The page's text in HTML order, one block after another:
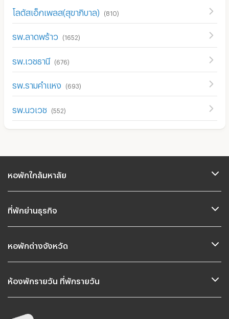
โลตัสเอ็กเพลส(สุขาภิบาล) (810)
รพ.ลาดพร้าว (1652)
รพ.เวชธานี (676)
รพ.รามคำแหง (693)
รพ.นวเวช (552)
หอพักใกล้มหาลัย
ที่พักย่านธุรกิจ
หอพักต่างจังหวัด
ห้องพักรายวัน ที่พักรายวัน